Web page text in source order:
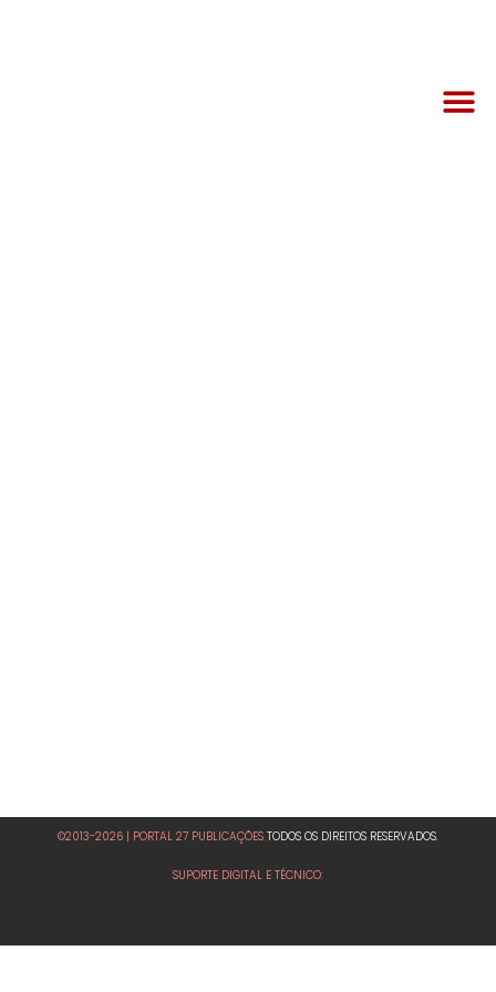
©2013-2026 | PORTAL 27 PUBLICAÇÕES TODOS OS DIREITOS RESERVADOS.
SUPORTE DIGITAL E TÉCNICO: